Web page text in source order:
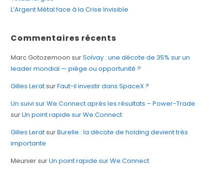
L’Argent Métal face à la Crise Invisible
Commentaires récents
Marc Gotozemoon surSolvay : une décote de 35% sur un
leader mondial — piège ou opportunité ?
Gilles LeratsurFaut-il investir dans SpaceX ?
Un suivi sur We.Connect après les résultats – Power-Trade
surUn point rapide sur We.Connect
Gilles LeratsurBurelle : la décote de holding devient très
importante
MeuniersurUn point rapide sur We.Connect